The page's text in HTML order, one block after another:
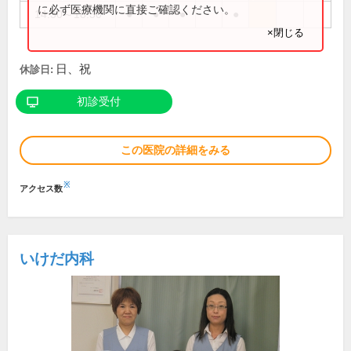
14:30～18:30 ● ● ●
に必ず医療機関に直接ご確認ください。
×閉じる
休診日: 日、祝
初診受付
この医院の詳細をみる
アクセス数※
いけだ内科